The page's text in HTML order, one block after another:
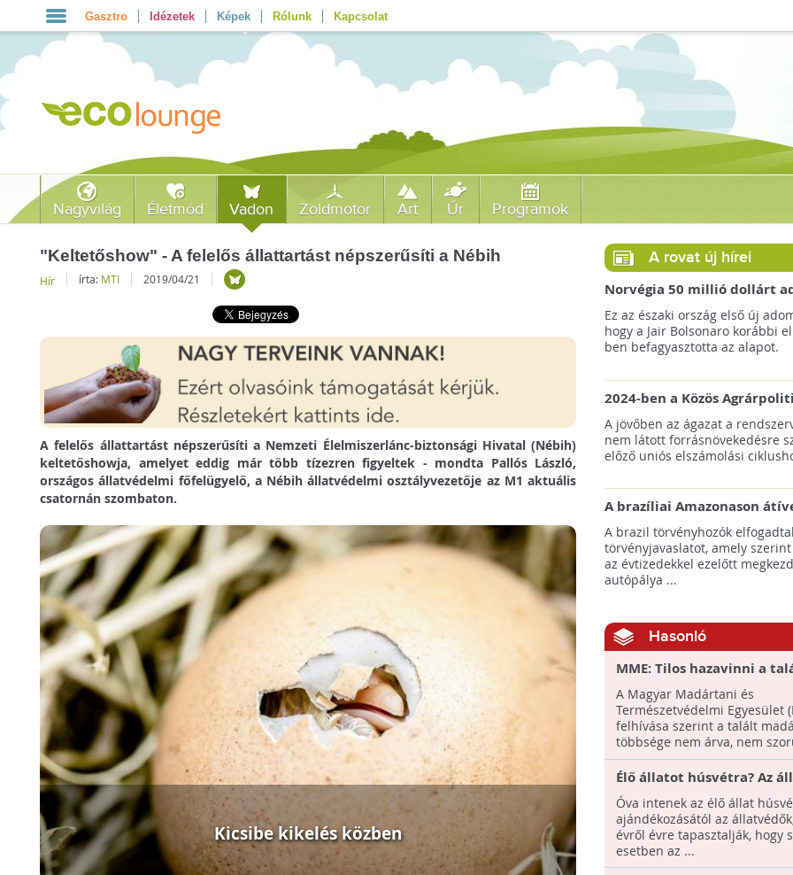
Gasztro Idézetek Képek Rólunk Kapcsolat
Nagyvilág Életmód Vadon Zöldmotor Art Űr Programok
"Keltetőshow" - A felelős állattartást népszerűsíti a Nébih
Hír írta: MTI 2019/04/21
A felelős állattartást népszerűsíti a Nemzeti Élelmiszerlánc-biztonsági Hivatal (Nébih)
keltetőshowja, amelyet eddig már több tízezren figyeltek - mondta Pallós László,
országos állatvédelmi főfelügyelő, a Nébih állatvédelmi osztályvezetője az M1 aktuális
csatornán szombaton.
Kicsibe kikelés közben
A rovat új hírei
Norvégia 50 millió dollárt
a brazil Amazonas-alapnak a
erdőirtás miatt
Ez az északi ország első új
hogy a Jair Bolsonaro korábbi
ben befagyasztotta az alapot.
2024-ben a Közös
keretein belül az
pályázatok az elsők között
majd meg
A jövőben az ágazat a
nem látott forrásnövekedésre
előző uniós elszámolási
A brazíliai Amazonason
autópálya robbanásszerű
erdőirtást indíthat el
A brazil törvényhozók
törvényjavaslatot, amely
az évtizedekkel ezelőtt
autópálya ...
Hasonló
MME: Tilos hazavinni a
madárfiókákat
A Magyar Madártani és
Természetvédelmi Egyesület
felhívása szerint a talált
többsége nem árva, nem
Élő állatot húsvétra? Az
óva intenek
Óva intenek az élő állat
ajándékozásától az
évről évre tapasztalják, hogy
esetben az ...